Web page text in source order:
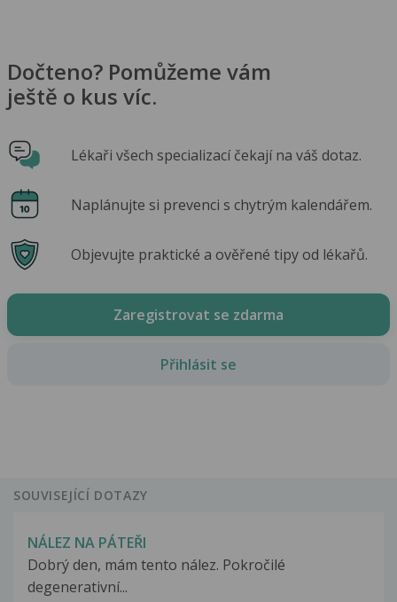
Dočteno? Pomůžeme vám
ještě o kus víc.
Lékaři všech specializací čekají na váš dotaz.
Naplánujte si prevenci s chytrým kalendářem.
Objevujte praktické a ověřené tipy od lékařů.
Zaregistrovat se zdarma
Přihlásit se
SOUVISEJÍCÍ DOTAZY
NÁLEZ NA PÁTEŘI
Dobrý den, mám tento nález. Pokročilé
degenerativní...